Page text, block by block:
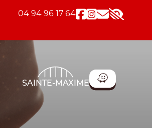
04 94 96 17 64
SAINTE-MAXIME